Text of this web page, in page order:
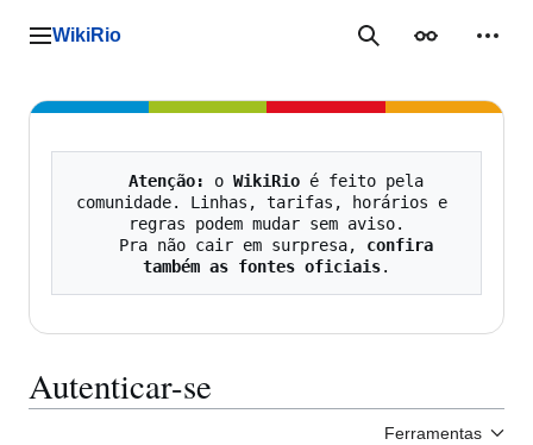
para
Menu principal
WikiRio PesquisaAparência
Atenção: o WikiRio é feito pela
comunidade. Linhas, tarifas, horários e
regras podem mudar sem aviso.
   Pra não cair em surpresa,
confira
também as fontes oficiais
Autenticar-se
Ferramentas